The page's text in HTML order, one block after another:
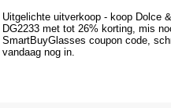
Uitgelichte uitverkoop - koop Dolce
DG2233 met tot 26% korting, mis
SmartBuyGlasses coupon code,
vandaag nog in.